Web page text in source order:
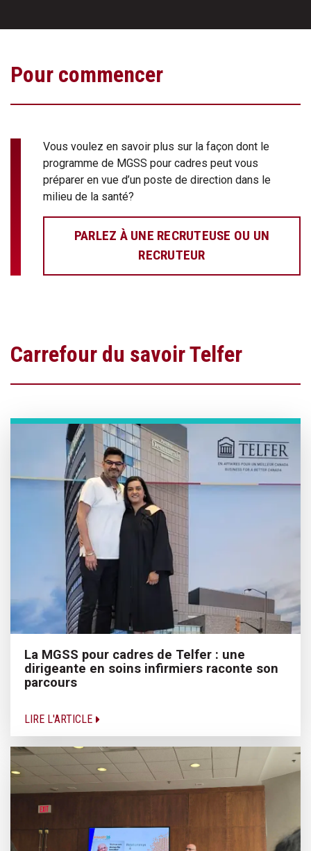
Pour commencer
Vous voulez en savoir plus sur la façon dont le
programme de MGSS pour cadres peut vous
préparer en vue d’un poste de direction dans le
milieu de la santé?
PARLEZ À UNE RECRUTEUSE OU UN
RECRUTEUR
Carrefour du savoir Telfer
La MGSS pour cadres de Telfer : une
dirigeante en soins infirmiers raconte son
parcours
LIRE L'ARTICLE